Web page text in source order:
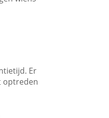
Er
optreden